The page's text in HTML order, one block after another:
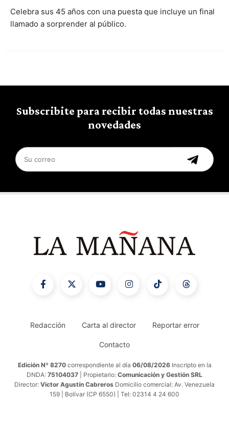
Celebra sus 45 años con una puesta que incluye un final
llamado a sorprender al público.
Subscribite para recibir todas nuestras
novedades
Redacción Carta al director Reportar error
Contacto
Edición Nº 8270 correspondiente al día 06/08/2026 Inscripto en la
DNDA: 75104037 | Propietario: Comunicación y Gestión SRL
Director: Victor Agustín Cabreros Domicilio comercial: Av. Venezuela
159 | Bolívar (CP 6550) | Tel: 02314 4 24 600